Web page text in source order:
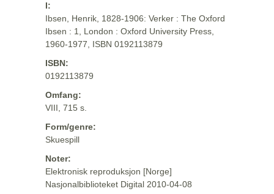
I:
Ibsen, Henrik, 1828-1906: Verker : The Oxford
Ibsen : 1, London : Oxford University Press,
1960-1977, ISBN 0192113879
ISBN:
0192113879
Omfang:
VIII, 715 s.
Form/genre:
Skuespill
Noter:
Elektronisk reproduksjon [Norge]
Nasjonalbiblioteket Digital 2010-04-08